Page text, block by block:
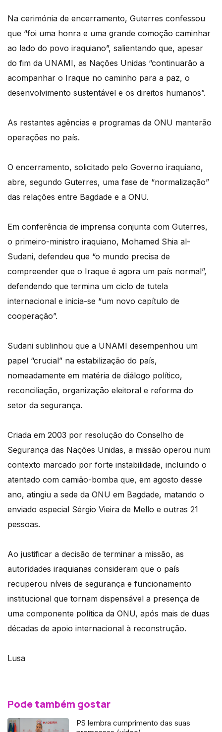
Na cerimónia de encerramento, Guterres confessou
que “foi uma honra e uma grande comoção caminhar
ao lado do povo iraquiano”, salientando que, apesar
do fim da UNAMI, as Nações Unidas “continuarão a
acompanhar o Iraque no caminho para a paz, o
desenvolvimento sustentável e os direitos humanos”.
As restantes agências e programas da ONU manterão
operações no país.
O encerramento, solicitado pelo Governo iraquiano,
abre, segundo Guterres, uma fase de “normalização”
das relações entre Bagdade e a ONU.
Em conferência de imprensa conjunta com Guterres,
o primeiro-ministro iraquiano, Mohamed Shia al-
Sudani, defendeu que “o mundo precisa de
compreender que o Iraque é agora um país normal”,
defendendo que termina um ciclo de tutela
internacional e inicia-se “um novo capítulo de
cooperação”.
Sudani sublinhou que a UNAMI desempenhou um
papel “crucial” na estabilização do país,
nomeadamente em matéria de diálogo político,
reconciliação, organização eleitoral e reforma do
setor da segurança.
Criada em 2003 por resolução do Conselho de
Segurança das Nações Unidas, a missão operou num
contexto marcado por forte instabilidade, incluindo o
atentado com camião-bomba que, em agosto desse
ano, atingiu a sede da ONU em Bagdade, matando o
enviado especial Sérgio Vieira de Mello e outras 21
pessoas.
Ao justificar a decisão de terminar a missão, as
autoridades iraquianas consideram que o país
recuperou níveis de segurança e funcionamento
institucional que tornam dispensável a presença de
uma componente política da ONU, após mais de duas
décadas de apoio internacional à reconstrução.
Lusa
Pode também gostar
PS lembra cumprimento das suas